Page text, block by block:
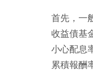
首先，一
收益債基
小心配息
累積報酬